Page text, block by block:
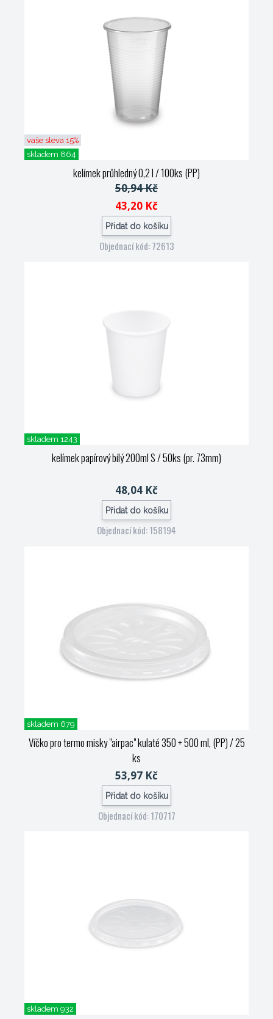
vaše sleva 15%
skladem 864
kelímek průhledný 0,2 l / 100ks (PP)
50,94 Kč
43,20 Kč
Přidat do košíku
Objednací kód: 72613
skladem 1243
kelímek papírový bílý 200ml S / 50ks (pr. 73mm)
48,04 Kč
Přidat do košíku
Objednací kód: 158194
skladem 679
Víčko pro termo misky "airpac" kulaté 350 + 500 ml, (PP) / 25
ks
53,97 Kč
Přidat do košíku
Objednací kód: 170717
skladem 932